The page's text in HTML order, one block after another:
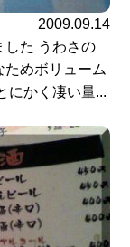
2009.09.14
した うわさの
ためボリューム
にかく凄い量...